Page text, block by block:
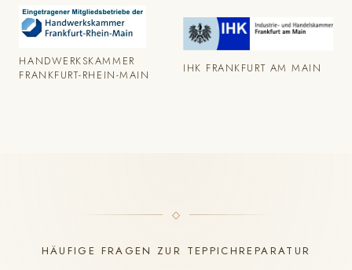
HANDWERKSKAMMER
FRANKFURT-RHEIN-MAIN
IHK FRANKFURT AM MAIN
HÄUFIGE FRAGEN ZUR TEPPICHREPARATUR